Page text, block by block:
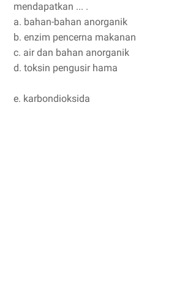
mendapatkan ... .
a. bahan-bahan anorganik
b. enzim pencerna makanan
c. air dan bahan anorganik
d. toksin pengusir hama
e. karbondioksida